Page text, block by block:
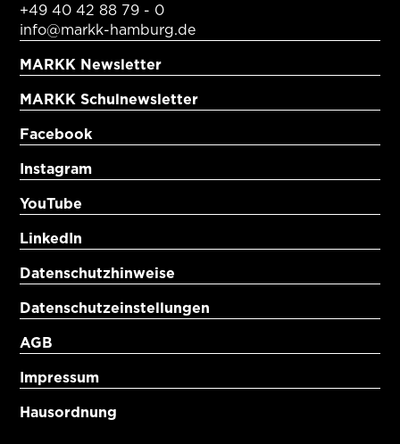
+49 40 42 88 79 - 0
info@markk-hamburg.de
MARKK Newsletter
MARKK Schulnewsletter
Facebook
Instagram
YouTube
LinkedIn
Datenschutzhinweise
Datenschutzeinstellungen
AGB
Impressum
Hausordnung